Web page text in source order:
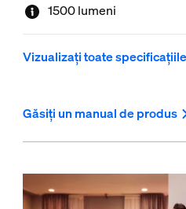
1500 lumeni
Vizualizați toate
Găsiți un manual de produs